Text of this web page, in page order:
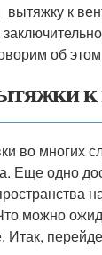
к
об
к
во многих
Еще одно
можно
Итак,